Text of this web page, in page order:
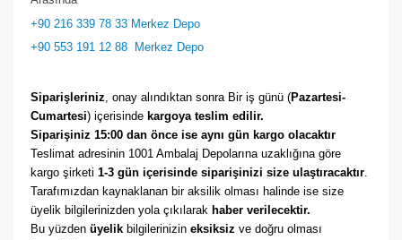
+90 216 339 78 33 Merkez Depo
+90 553 191 12 88 Merkez Depo
Siparişleriniz, onay alındıktan sonra Bir iş günü (Pazartesi-
Cumartesi) içerisinde kargoya teslim edilir.
Siparişiniz 15:00 dan önce ise aynı gün kargo olacaktır
Teslimat adresinin 1001 Ambalaj Depolarına uzaklığına göre
kargo şirketi 1-3 gün içerisinde siparişinizi size ulaştıracaktır.
Tarafımızdan kaynaklanan bir aksilik olması halinde ise size
üyelik bilgilerinizden yola çıkılarak haber verilecektir.
Bu yüzden üyelik bilgilerinizin eksiksiz